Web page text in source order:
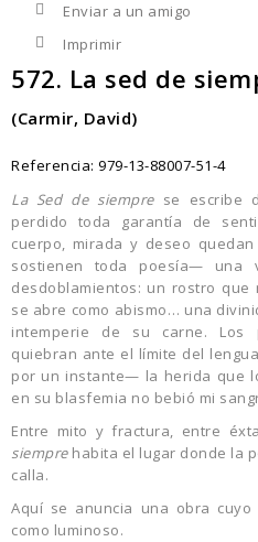
Enviar a un amigo
Imprimir
572. La sed de
(Carmir, David)
Referencia: 979-13-88007-51-4
La Sed de siemprese escribe
perdido toda garantía de
cuerpo, mirada y deseo
sostienen toda poesía— una
desdoblamientos: un rostro
se abre como abismo… una
intemperie de su carne. Los
quiebran ante el límite del
por un instante— la herida que
en su blasfemia no bebió mi
Entre mito y fractura, entre
siemprehabita el lugar donde la
calla.
Aquí se anuncia una obra
como luminoso.